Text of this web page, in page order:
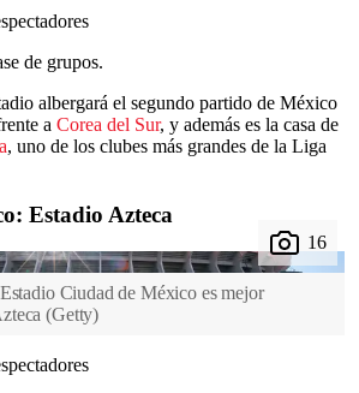
de grupos.
albergará el segundo partido de México
a Corea del Sur, y además es la casa de
, uno de los clubes más grandes de la Liga
Estadio Azteca
Ciudad de México es mejor
(Getty)